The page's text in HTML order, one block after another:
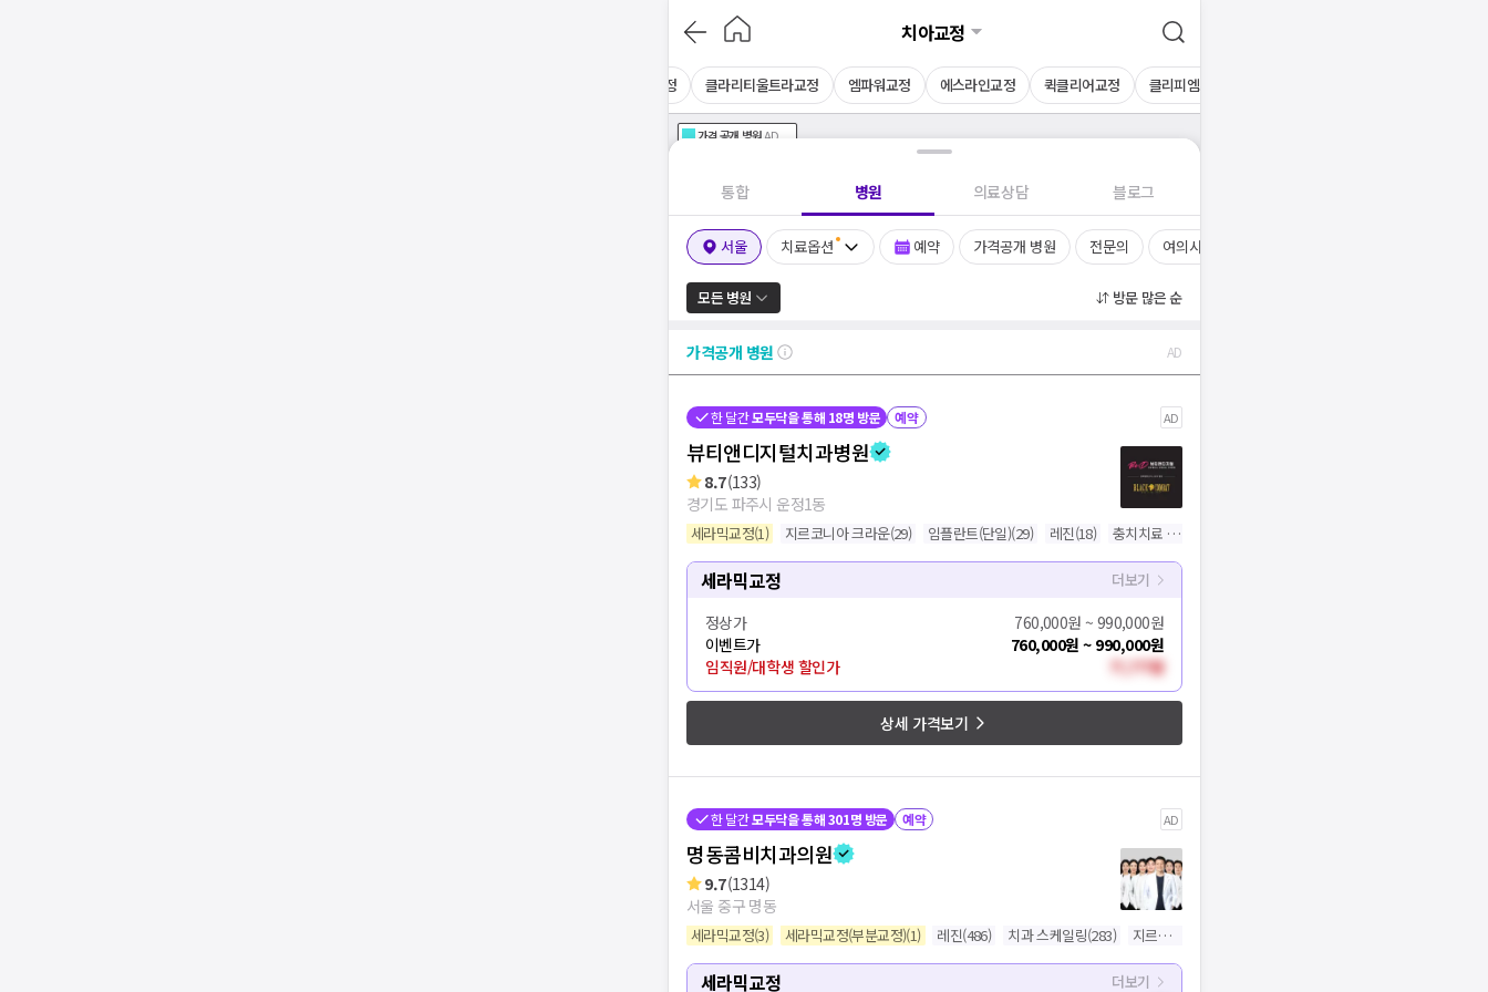
치아교정
콤비교정 클라리티울트라교정 엠파워교정 에스라인교정 퀵클리어교정 클리피엠교정
가격공개 병원AD
병원20개 더보기
통합 병원 의료상담 블로그
서울 치료옵션 예약 가격공개 병원 전문의 여의사
모든 병원 방문 많은 순
가격공개 병원 AD
한 달간모두닥을 통해 18명 방문 예약 AD
뷰티앤디지털치과병원
8.7(133)
경기도 파주시 운정1동
세라믹교정(1) 지르코니아 크라운(29) 임플란트(단일)(29) 레진(18) 충치치료 검진
세라믹교정 더보기
정상가
760,000원 ~ 990,000원
이벤트가
760,000원 ~ 990,000원
임직원/대학생 할인가
??,???원
상세 가격보기
한 달간모두닥을 통해301명 방문 예약 AD
명동콤비치과의원
9.7(1314)
서울 중구 명동
세라믹교정(3) 세라믹교정(부분교정)(1) 레진(486) 치과 스케일링(283) 지르코니아 크라운
세라믹교정 더보기